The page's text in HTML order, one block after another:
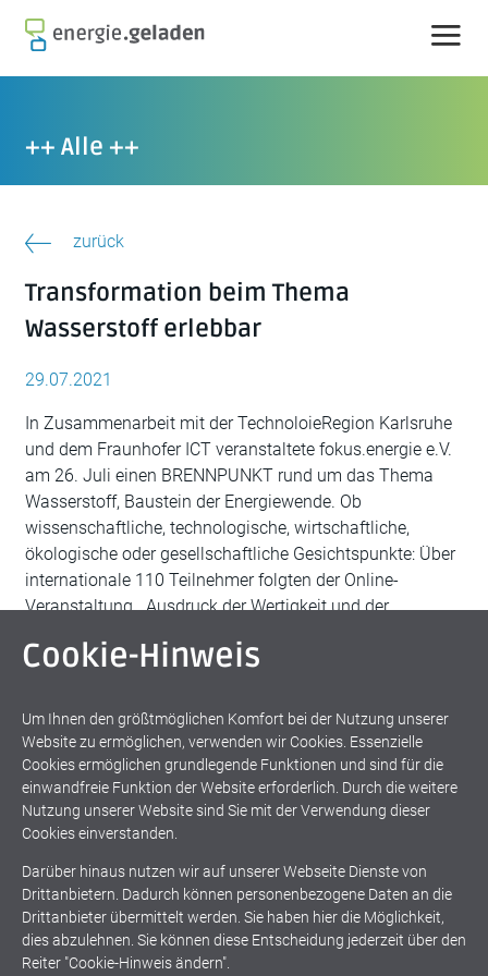
content++ Alle ++
zurück
Transformation beim Thema
Wasserstoff erlebbar
29.07.2021
In Zusammenarbeit mit der TechnoloieRegion Karlsruhe
und dem Fraunhofer ICT veranstaltete fokus.energie e.V.
am 26. Juli einen BRENNPUNKT rund um das Thema
Wasserstoff, Baustein der Energiewende. Ob
wissenschaftliche, technologische, wirtschaftliche,
ökologische oder gesellschaftliche Gesichtspunkte: Über
internationale 110 Teilnehmer folgten der Online-
Veranstaltung, „Ausdruck der Wertigkeit und der
Geschäftsführer. „Wichtig war uns, neben dem
Praxisbeispiele aufzuzeigen, schließlich braucht jede
Technologie Tests unter realen Bedingungen – und in der
Anwendung finden sich die Verbesserungen.“
Weiterlesen
Brennpunkt Energiewende
Klimaschutz
Cookie-Hinweis
Um Ihnen den größtmöglichen Komfort bei der Nutzung unserer
Website zu ermöglichen, verwenden wir Cookies. Essenzielle
Cookies ermöglichen grundlegende Funktionen und sind für die
einwandfreie Funktion der Website erforderlich. Durch die weitere
Nutzung unserer Website sind Sie mit der Verwendung dieser
Cookies einverstanden.
Darüber hinaus nutzen wir auf unserer Webseite Dienste von
Drittanbietern. Dadurch können personenbezogene Daten an die
Drittanbieter übermittelt werden. Sie haben hier die Möglichkeit,
dies abzulehnen. Sie können diese Entscheidung jederzeit über den
Reiter "Cookie-Hinweis ändern".